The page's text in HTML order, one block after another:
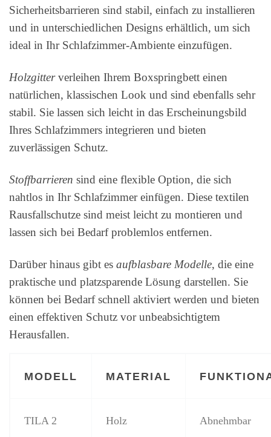
Sicherheitsbarrieren sind stabil, einfach zu installieren
und in unterschiedlichen Designs erhältlich, um sich
ideal in Ihr Schlafzimmer-Ambiente einzufügen.
Holzgitterverleihen Ihrem Boxspringbett einen
natürlichen, klassischen Look und sind ebenfalls sehr
stabil. Sie lassen sich leicht in das Erscheinungsbild
Ihres Schlafzimmers integrieren und bieten
zuverlässigen Schutz.
Stoffbarrieren sind eine flexible Option, die sich
nahtlos in Ihr Schlafzimmer einfügen. Diese textilen
Rausfallschutze sind meist leicht zu montieren und
lassen sich bei Bedarf problemlos entfernen.
Darüber hinaus gibt es aufblasbare Modelle, die eine
praktische und platzsparende Lösung darstellen. Sie
können bei Bedarf schnell aktiviert werden und bieten
einen effektiven Schutz vor unbeabsichtigtem
Herausfallen.
MODELL MATERIAL
TILA 2 Holz Abnehmbar